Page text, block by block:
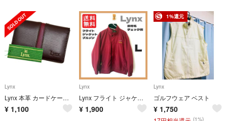
Lynx
Lynx 本革 カードケース 新品 牛革 レザー ブラウン 茶色 名刺入れ 薄型
¥ 1,100
Lynx
Lynx フライト ジャケット ブルゾン ワインレッド バーガンディ チェック柄
¥ 1,900
1%還元
Lynx
ゴルフウェア ベスト
¥ 1,750
(1%)